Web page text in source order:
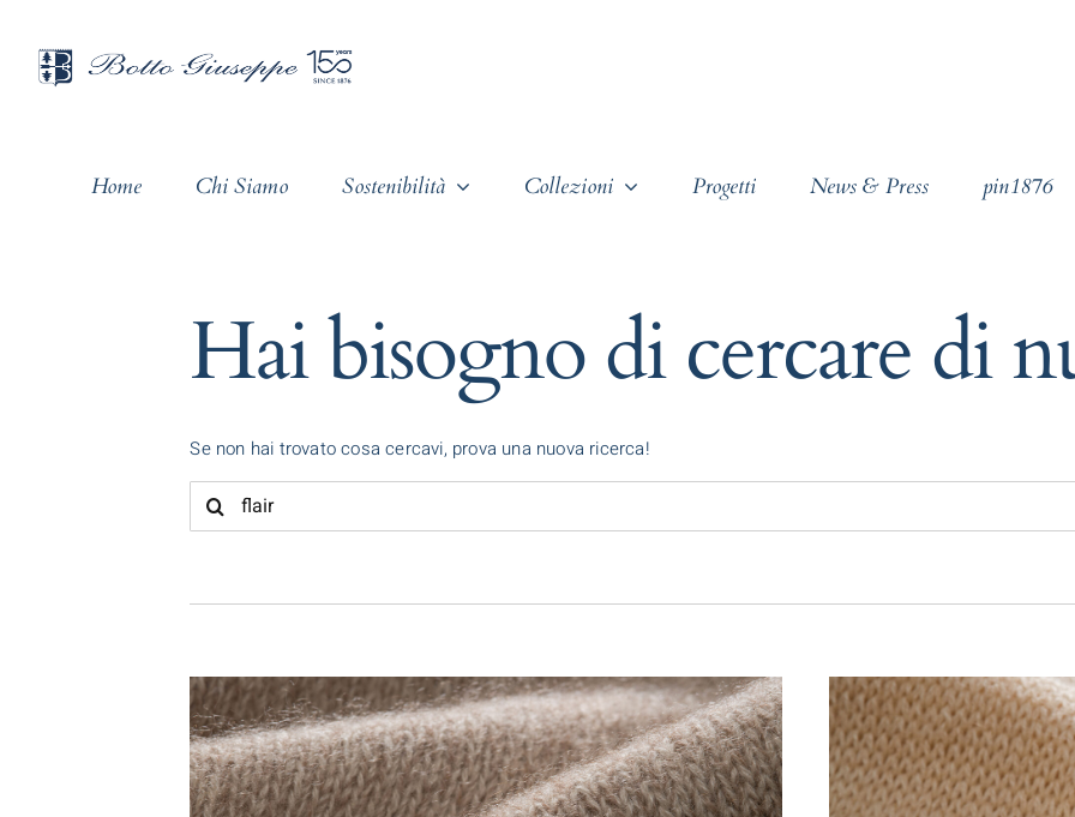
contenuto
Home Chi Siamo Sostenibilità Collezioni Progetti News & Press pin1876
Hai bisogno di cercare di
Se non hai trovato cosa cercavi, prova una nuova ricerca!